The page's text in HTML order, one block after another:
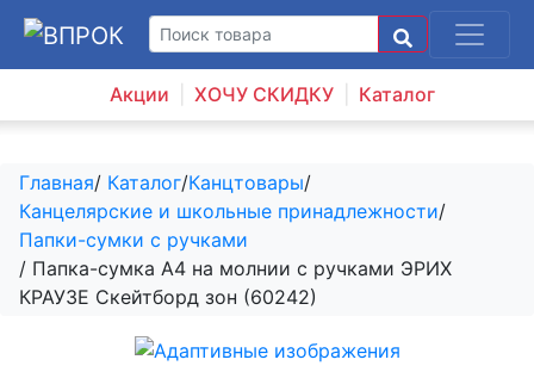
Акции ХОЧУ СКИДКУ Каталог
Главная/ Каталог/Канцтовары/
Канцелярские и школьные принадлежности/
Папки-сумки с ручками
/ Папка-сумка А4 на молнии с ручками ЭРИХ
КРАУЗЕ Скейтборд зон (60242)